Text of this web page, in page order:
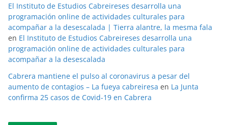
El Instituto de Estudios Cabreireses desarrolla una
programación online de actividades culturales para
acompañar a la desescalada | Tierra alantre, la mesma fala
en El Instituto de Estudios Cabreireses desarrolla una
programación online de actividades culturales para
acompañar a la desescalada
Cabrera mantiene el pulso al coronavirus a pesar del
aumento de contagios – La fueya cabreiresa en La Junta
confirma 25 casos de Covid-19 en Cabrera